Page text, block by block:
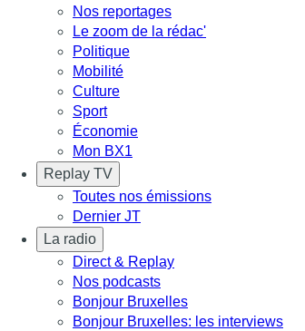
Nos reportages
Le zoom de la rédac'
Politique
Mobilité
Culture
Sport
Économie
Mon BX1
Replay TV
Toutes nos émissions
Dernier JT
La radio
Direct & Replay
Nos podcasts
Bonjour Bruxelles
Bonjour Bruxelles: les interviews